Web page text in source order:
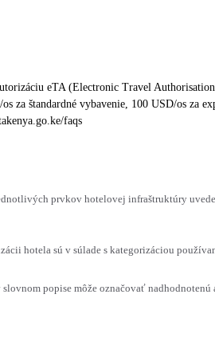
eTA (Electronic Travel
za štandardné vybavenie, 100 USD/os za
faqs
prvkov hotelovej infraštruktúry
hotela sú v súlade s kategorizáciou
popise môže označovať